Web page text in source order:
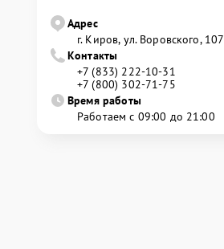
Адрес
г. Киров, ул. Воровского, 107
Контакты
+7 (833) 222-10-31
+7 (800) 302-71-75
Время работы
Работаем с 09:00 до 21:00